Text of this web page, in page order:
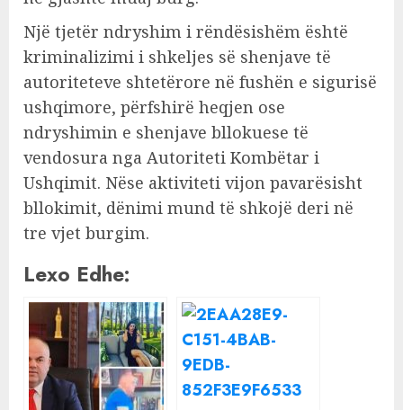
Një tjetër ndryshim i rëndësishëm është
kriminalizimi i shkeljes së shenjave të
autoriteteve shtetërore në fushën e sigurisë
ushqimore, përfshirë heqjen ose
ndryshimin e shenjave bllokuese të
vendosura nga Autoriteti Kombëtar i
Ushqimit. Nëse aktiviteti vijon pavarësisht
bllokimit, dënimi mund të shkojë deri në
tre vjet burgim.
Lexo Edhe: